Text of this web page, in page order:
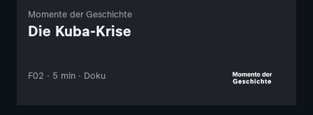
Momente der Geschichte
Die Kuba-Krise
F02 · 5 min · Doku